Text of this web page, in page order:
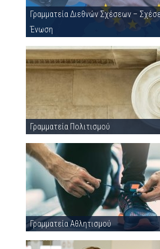
Γραμματεία Διεθνών Σχέσεων –
Ένωση
Γραμματεία Πολιτισμού
Γραμματεία Αθλητισμού